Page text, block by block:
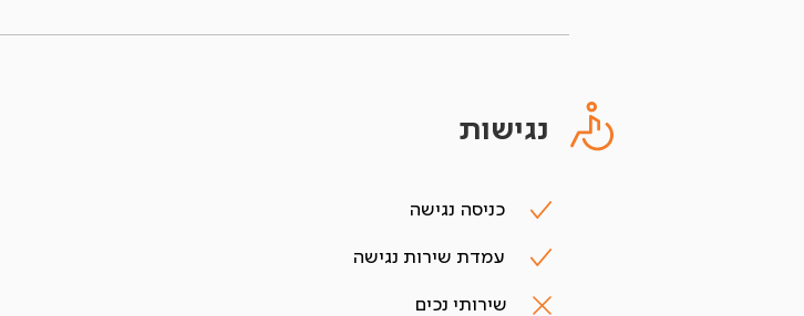
נגישות
כניסה נגישה
עמדת שירות נגישה
שירותי נכים